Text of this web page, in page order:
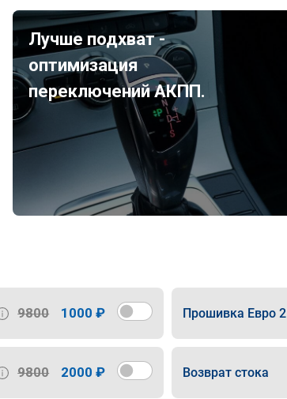
Лучше подхват -
оптимизация
переключений АКПП.
9800 1000 ₽ Прошивка Евро 2
9800 2000 ₽ Возврат стока